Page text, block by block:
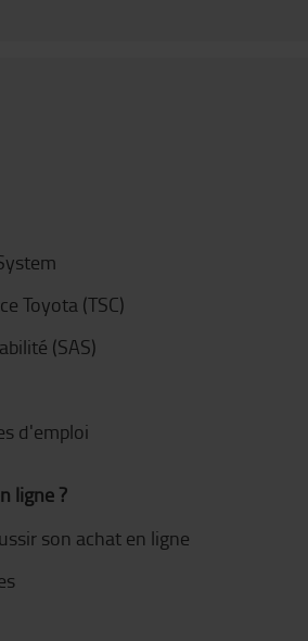
Toyota (TSC)
(SAS)
d'emploi
ligne ?
son achat en ligne